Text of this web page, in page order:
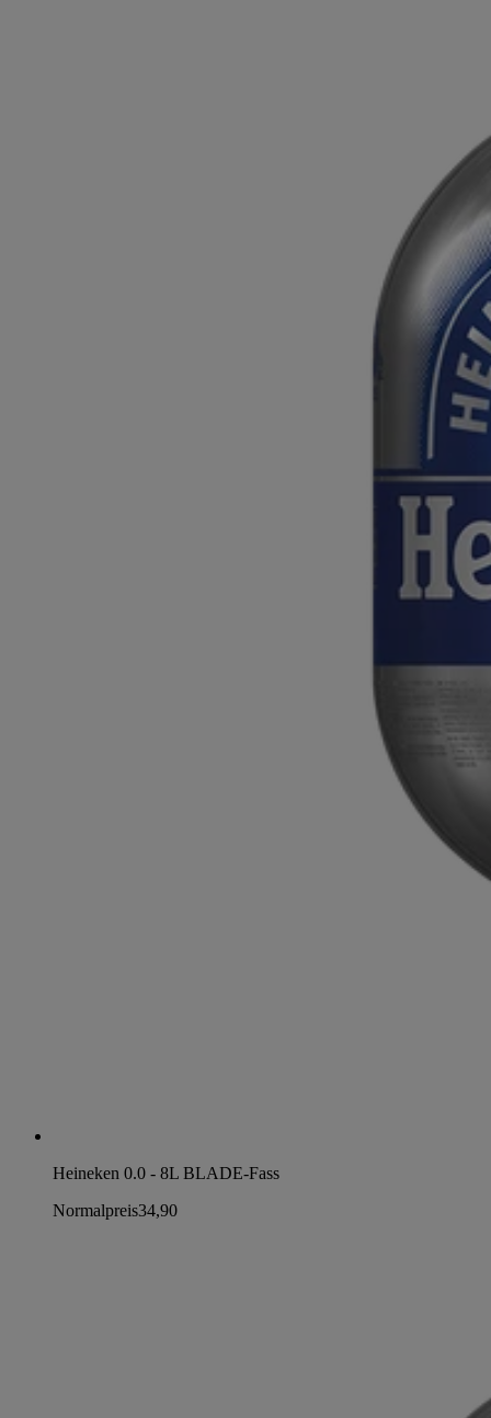
Heineken 0.0 - 8L BLADE-Fass
Normalpreis34,90